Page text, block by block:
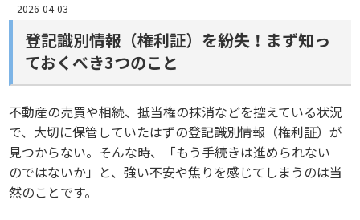
2026-04-03
登記識別情報（権利証）を紛失！まず知っ
ておくべき3つのこと
不動産の売買や相続、抵当権の抹消などを控えている状況
で、大切に保管していたはずの登記識別情報（権利証）が
見つからない。そんな時、「もう手続きは進められない
のではないか」と、強い不安や焦りを感じてしまうのは当
然のことです。